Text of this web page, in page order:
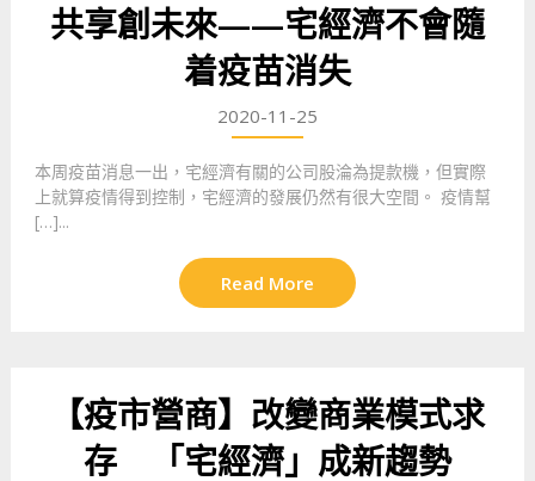
共享創未來——宅經濟不會隨
着疫苗消失
2020-11-25
本周疫苗消息一出，宅經濟有關的公司股淪為提款機，但實際
上就算疫情得到控制，宅經濟的發展仍然有很大空間。 疫情幫
[…]...
Read More
【疫市營商】改變商業模式求
存 「宅經濟」成新趨勢